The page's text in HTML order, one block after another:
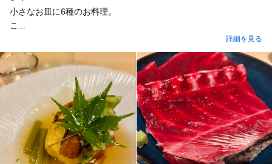
小さなお皿に6種のお料理。
こ...
詳細を見る